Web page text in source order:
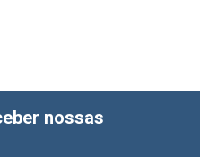
nossas